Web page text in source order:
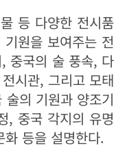
등 다양한 전시품
원을 보여주는 전
중국의 술 풍속, 다
시관, 그리고 모태
의 기원과 양조기
, 중국 각지의 유명
등을 설명한다.